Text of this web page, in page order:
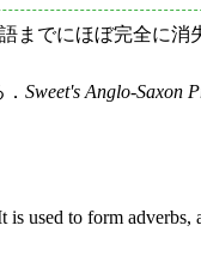
までにほぼ完全に消
Sweet's Anglo-Saxon
is used to form adverbs,